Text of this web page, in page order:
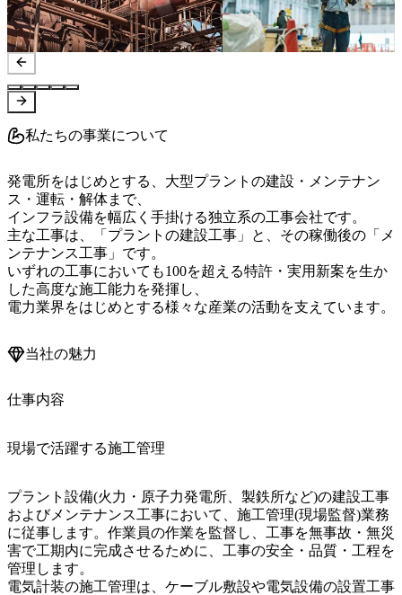
私たちの事業について
発電所をはじめとする、大型プラントの建設・メンテナン
ス・運転・解体まで、
インフラ設備を幅広く手掛ける独立系の工事会社です。
主な工事は、「プラントの建設工事」と、その稼働後の「メ
ンテナンス工事」です。
いずれの工事においても100を超える特許・実用新案を生か
した高度な施工能力を発揮し、
電力業界をはじめとする様々な産業の活動を支えています。
当社の魅力
仕事内容
現場で活躍する施工管理
プラント設備(火力・原子力発電所、製鉄所など)の建設工事
およびメンテナンス工事において、施工管理(現場監督)業務
に従事します。作業員の作業を監督し、工事を無事故・無災
害で工期内に完成させるために、工事の安全・品質・工程を
管理します。
電気計装の施工管理は、ケーブル敷設や電気設備の設置工事